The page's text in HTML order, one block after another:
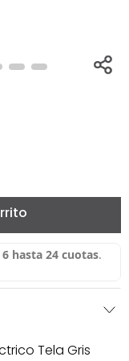
Tela Gris